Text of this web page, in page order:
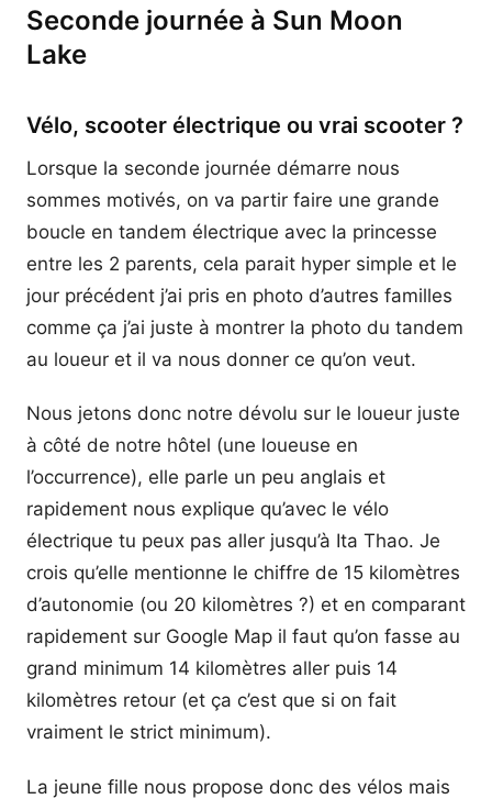
Seconde journée à Sun Moon
Lake
Vélo, scooter électrique ou vrai scooter ?
Lorsque la seconde journée démarre nous
sommes motivés, on va partir faire une grande
boucle en tandem électrique avec la princesse
entre les 2 parents, cela parait hyper simple et le
jour précédent j’ai pris en photo d’autres familles
comme ça j’ai juste à montrer la photo du tandem
au loueur et il va nous donner ce qu’on veut.
Nous jetons donc notre dévolu sur le loueur juste
à côté de notre hôtel (une loueuse en
l’occurrence), elle parle un peu anglais et
rapidement nous explique qu’avec le vélo
électrique tu peux pas aller jusqu’à Ita Thao. Je
crois qu’elle mentionne le chiffre de 15 kilomètres
d’autonomie (ou 20 kilomètres ?) et en comparant
rapidement sur Google Map il faut qu’on fasse au
grand minimum 14 kilomètres aller puis 14
kilomètres retour (et ça c’est que si on fait
vraiment le strict minimum).
La jeune fille nous propose donc des vélos mais